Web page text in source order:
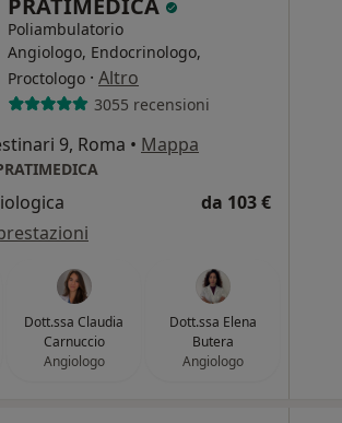
PRATIMEDICA
Poliambulatorio
Angiologo, Endocrinologo,
Proctologo · Altro
3055 recensioni
9, Roma • Mappa
da 103 €
Dott.ssa Claudia
Carnuccio
Angiologo
Dott.ssa Elena
Butera
Angiologo